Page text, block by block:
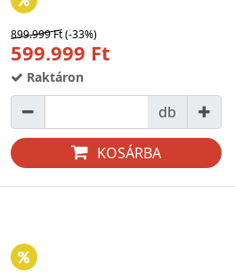
899.999 Ft(-33%)
599.999 Ft
Raktáron
db
KOSÁRBA